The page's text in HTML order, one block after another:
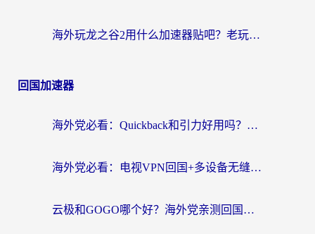
海外玩龙之谷2用什么加速器贴吧？老玩家实测推荐，附新加坡猎魂觉醒国外剑与远征加速攻略
回国加速器
海外党必看：Quickback和引力好用吗？3分钟搞懂回国加速器怎么选
海外党必看：电视VPN回国+多设备无缝访问国内资源的实用指南
云极和GOGO哪个好？海外党亲测回国加速器选择指南（附iOS免费&Windows VPN实用技巧）